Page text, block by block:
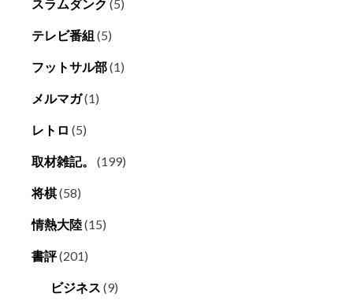
スラムダンク (5)
テレビ番組 (5)
フットサル部(1)
メルマガ(1)
レトロ (5)
取材雑記。 (199)
将棋(58)
情熱大陸(15)
書評(201)
ビジネス (9)